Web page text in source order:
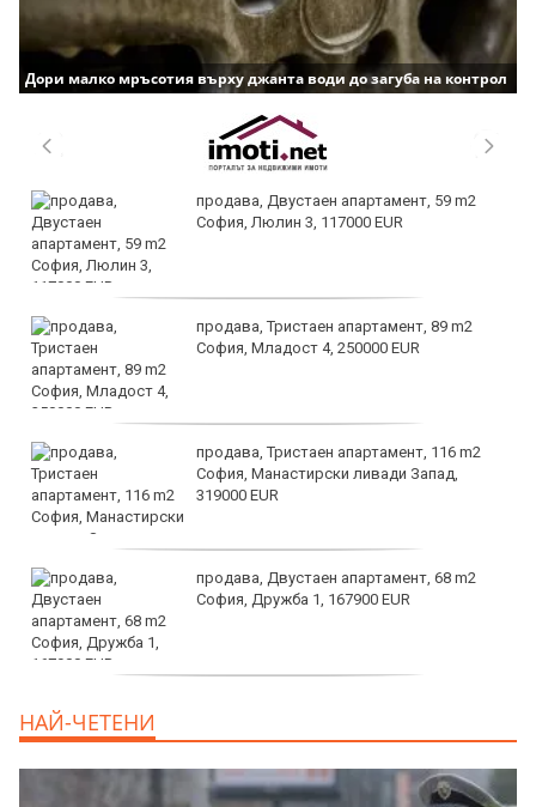
Дори малко мръсотия върху джанта води до загуба на контрол
продава, Двустаен апартамент, 59 m2
София, Люлин 3, 117000 EUR
продава, Тристаен апартамент, 89 m2
София, Младост 4, 250000 EUR
продава, Тристаен апартамент, 116 m2
София, Манастирски ливади Запад,
319000 EUR
продава, Двустаен апартамент, 68 m2
София, Дружба 1, 167900 EUR
НАЙ-ЧЕТЕНИ